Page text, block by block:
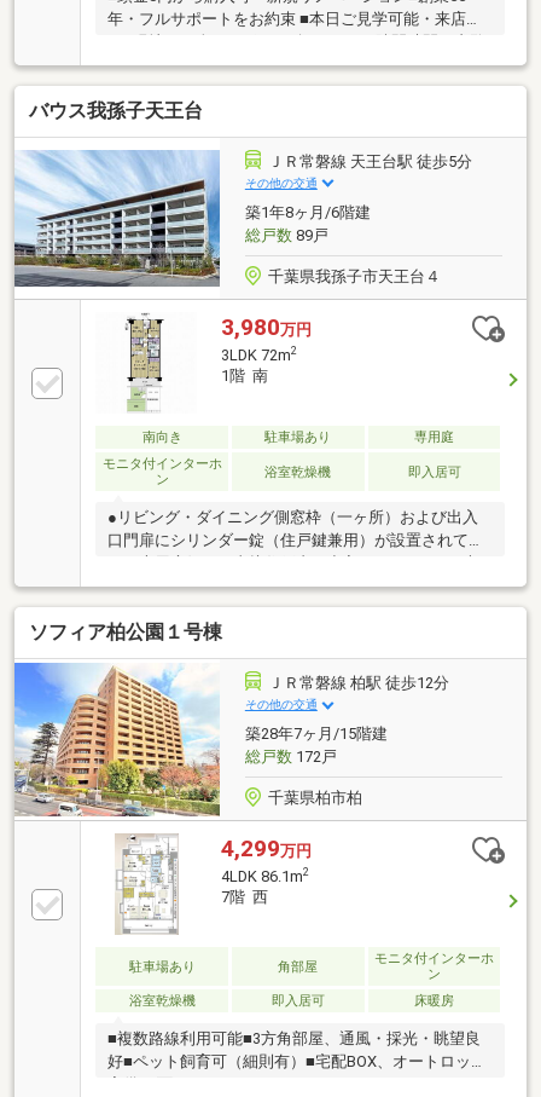
年・フルサポートをお約束 ■本日ご見学可能・来店不
OK□
バウス我孫子天王台
ＪＲ常磐線 天王台駅 徒歩5分
その他の交通
築1年8ヶ月/6階建
総戸数89戸
千葉県我孫子市天王台４
3,980万円
3LDK 72m2
1階 南
南向き 駐車場あり
専用庭
モニタ付インターホ
ン
浴室乾燥機 即入居可
●リビング・ダイニング側窓枠（一ヶ所）および出入
口門扉にシリンダー錠（住戸鍵兼用）が設置されてお
切な家族であるペットと一緒に暮らせます（飼育細則
あり）●生活を豊かにする設備が充実「食器洗い乾燥
機、浄水器一体型水栓、ディスポーザ（生ごみ粉砕処
理）、床暖房、脱臭機能付きウォシュレット、ガス温
水式浴室暖房乾燥機」●アウル24センターとALSOKの
連帯による24時間・365日セキュリティ●新築時アフタ
ーサービス「長谷工プレミアムアフターサービス_neo
基準」を引継ぎ可能※詳細は担当者にご確認ください
テラス面積：11.40㎡
ソフィア柏公園１号棟
ＪＲ常磐線 柏駅 徒歩12分
その他の交通
築28年7ヶ月/15階建
総戸数172戸
千葉県柏市柏
4,299万円
4LDK 86.1m2
7階 西
駐車場あり 角部屋
モニタ付インターホ
ン
浴室乾燥機
即入居可 床暖房
■複数路線利用可能■3方角部屋、通風・採光・眺望良
好■ペット飼育可（細則有）■宅配BOX、オートロック